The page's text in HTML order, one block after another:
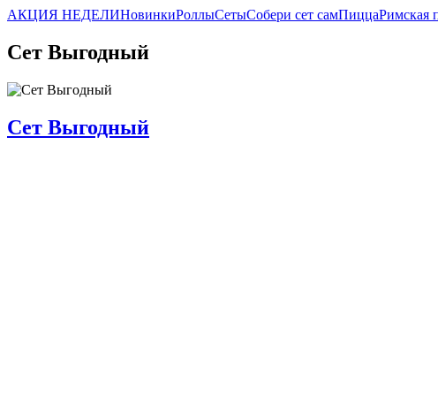
АКЦИЯ НЕДЕЛИНовинкиРоллыСетыСобери сет самПиццаРимская
Сет Выгодный
Сет Выгодный